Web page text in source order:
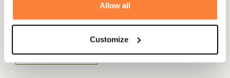
Allow all
Customize
Questions (FAQs)
Poser une question